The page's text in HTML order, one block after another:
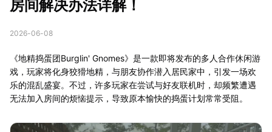
房间解决办法详解！
2026-06-08
《地精捣蛋团Burglin' Gnomes》是一款即将发布的多人合作休闲游
戏，玩家将化身狡猾地精，与朋友协作潜入居民家中，引发一场欢
乐的混乱盛宴。不过，许多玩家在尝试与好友联机时，却频繁遭遇
无法加入房间的烦恼提示，导致原本愉快的捣蛋计划常常受阻。